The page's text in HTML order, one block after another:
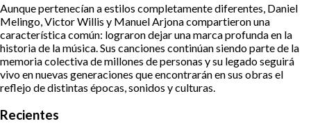
Aunque pertenecían a estilos completamente diferentes, Daniel
Melingo, Victor Willis y Manuel Arjona compartieron una
característica común: lograron dejar una marca profunda en la
historia de la música. Sus canciones continúan siendo parte de la
memoria colectiva de millones de personas y su legado seguirá
vivo en nuevas generaciones que encontrarán en sus obras el
reflejo de distintas épocas, sonidos y culturas.
Recientes